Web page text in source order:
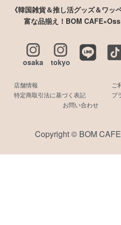
《韓国雑貨＆推し活グッズ＆ワ
富な品揃え！BOM
osaka tokyo
店舗情報
ご
特定商取引法に基づく表記
プ
お問い合わせ
Copyright © BOM